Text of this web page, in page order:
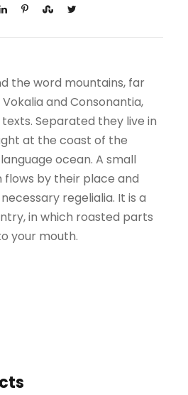
the word mountains, far
and Consonantia,
Separated they live in
at the coast of the
ocean. A small
flows by their place and
regelialia. It is a
in which roasted parts
your mouth.